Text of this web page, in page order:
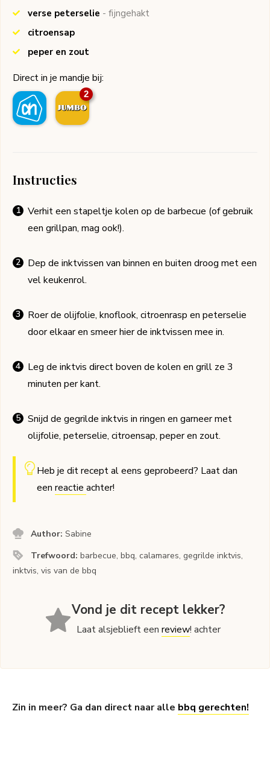
verse peterselie - fijngehakt
citroensap
peper en zout
Direct in je mandje bij:
2
Instructies
Verhit een stapeltje kolen op de barbecue (of gebruik
een grillpan, mag ook!).
Dep de inktvissen van binnen en buiten droog met een
vel keukenrol.
Roer de olijfolie, knoflook, citroenrasp en peterselie
door elkaar en smeer hier de inktvissen mee in.
Leg de inktvis direct boven de kolen en grill ze 3
minuten per kant.
Snijd de gegrilde inktvis in ringen en garneer met
olijfolie, peterselie, citroensap, peper en zout.
Heb je dit recept al eens geprobeerd? Laat dan
een reactie achter!
Author:Sabine
Trefwoord:barbecue, bbq, calamares, gegrilde inktvis,
inktvis, vis van de bbq
Vond je dit recept lekker?
Laat alsjeblieft eenreview! achter
Zin in meer? Ga dan direct naar alle bbq gerechten!